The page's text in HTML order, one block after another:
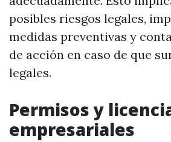
posibles riesgos legales,
medidas preventivas y
de acción en caso de que
legales.
Permisos y
empresariales